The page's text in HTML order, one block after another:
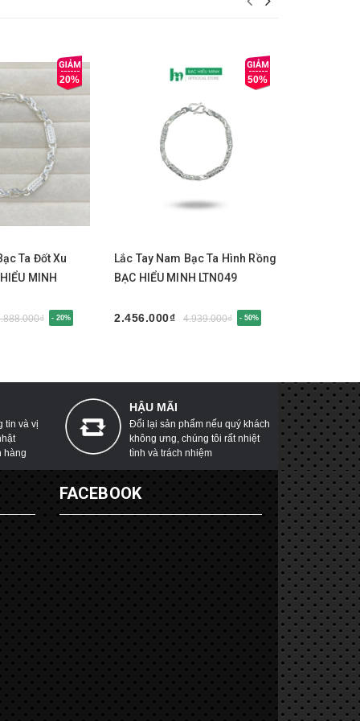
20%
Ta Đốt Xu
MINH
- 20%
50%
Lắc Tay Nam Bạc Ta Hình Rồng
BẠC HIỂU MINH LTN049
2.456.000₫ 4.939.000₫ - 50%
tin và vị
hàng
HẬU MÃI
Đổi lại sản phẩm nếu quý khách
không ưng, chúng tôi rất nhiệt
tình và trách nhiệm
FACEBOOK